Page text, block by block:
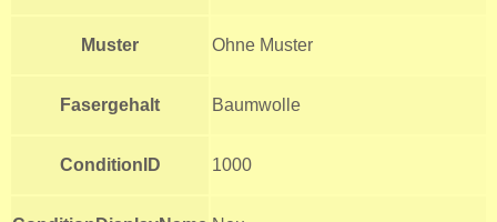
Muster Ohne Muster
Fasergehalt Baumwolle
ConditionID 1000